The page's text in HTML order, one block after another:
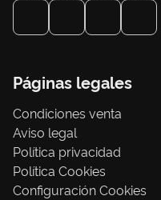
Páginas legales
Condiciones venta
Aviso legal
Política privacidad
Política Cookies
Configuración Cookies